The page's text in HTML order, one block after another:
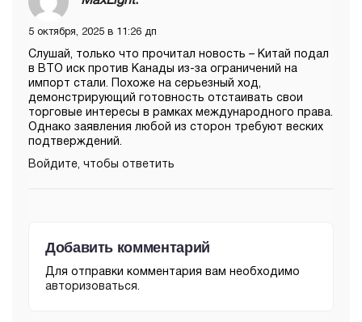
5 октября, 2025 в 11:26 дп
Слушай, только что прочитал новость – Китай подал
в ВТО иск против Канады из-за ограничений на
импорт стали. Похоже на серьезный ход,
демонстрирующий готовность отстаивать свои
торговые интересы в рамках международного права.
Однако заявления любой из сторон требуют веских
подтверждений.
Войдите, чтобы ответить
Добавить комментарий
Для отправки комментария вам необходимо
авторизоваться.